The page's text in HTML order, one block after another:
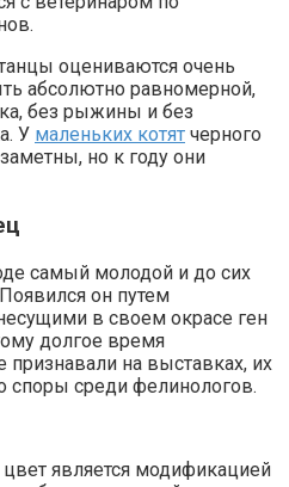
оцениваются очень
абсолютно равномерной,
без рыжины и без
У маленьких котят черного
но к году они
самый молодой и до сих
он путем
в своем окрасе ген
долгое время
на выставках, их
среди фелинологов.
является модификацией